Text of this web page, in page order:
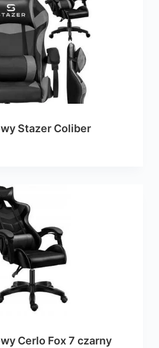
Stazer Coliber
Cerlo Fox 7 czarny